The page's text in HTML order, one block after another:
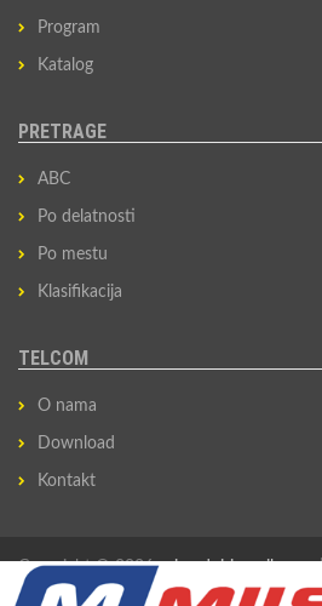
Program
Katalog
PRETRAGE
ABC
Po delatnosti
Po mestu
Klasifikacija
TELCOM
O nama
Download
Kontakt
Copyright © 2026privredni-imenik.com
Izradio Sovan